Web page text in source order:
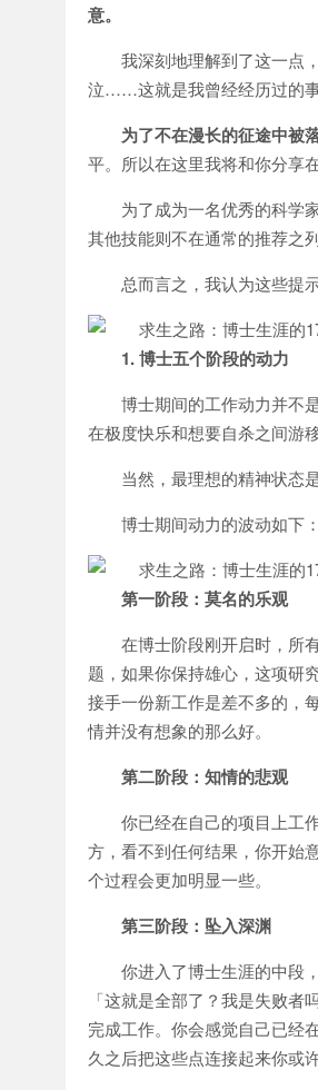
意。
我深刻地理解到了这一点
泣……这就是我曾经经历过的事
为了不在漫长的征途中被
平。所以在这里我将和你分享
为了成为一名优秀的科学
其他技能则不在通常的推荐之
总而言之，我认为这些提
1. 博士五个阶段的动力
博士期间的工作动力并不
在极度快乐和想要自杀之间游移
当然，最理想的精神状态
博士期间动力的波动如下：
第一阶段：莫名的乐观
在博士阶段刚开启时，所
题，如果你保持雄心，这项研
接手一份新工作是差不多的，
情并没有想象的那么好。
第二阶段：知情的悲观
你已经在自己的项目上工
方，看不到任何结果，你开始
个过程会更加明显一些。
第三阶段：坠入深渊
你进入了博士生涯的中段
「这就是全部了？我是失败
完成工作。你会感觉自己已经
久之后把这些点连接起来你或